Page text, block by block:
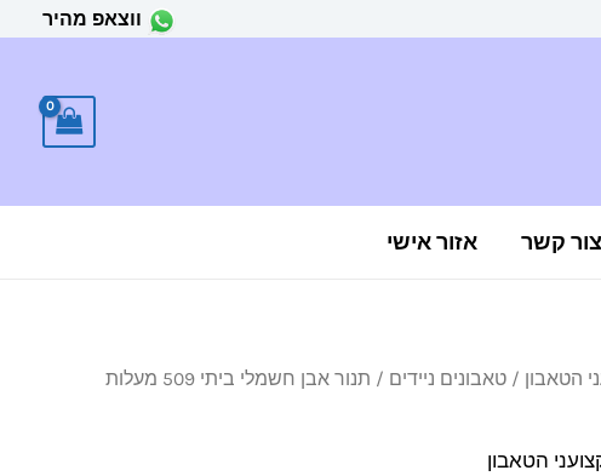
ווצאפ מהיר
צור קשר אזור אישי
הטאבון / טאבונים ניידים
/ תנור אבן חשמלי ביתי 509 מעלות
הטאבון
המחיר